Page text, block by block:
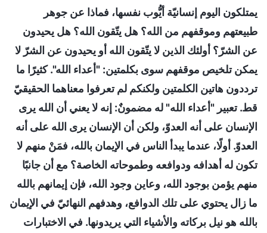
يمتلكون اليوم إنسانيّة أيُّوب نفسها، فماذا عن جوهر
طبيعتهم وموقفهم من الله؟ هل يتّقون الله؟ هل يحيدون
عن الشرّ؟ أولئك الذين لا يتّقون الله أو يحيدون عن الشرّ لا
يمكن تلخيص موقفهم سوى بكلمتين: "أعداء الله". كثيرًا ما
ترددون هاتين الكلمتين ولكنكم لم تعرفوا معناهما الحقيقيّ
قط. تعبير "أعداء الله" له مضمونٌ: إنه لا يعني أن الله يرى
الإنسان على أنه العدوّ، ولكن أن الإنسان يرى الله على أنه
العدوّ. أولًا، عندما يبدأ الناس في الإيمان بالله، فمَنْ منهم لا
تكون له أهدافه ودوافعه وطموحاته الخاصة؟ مع أن جانبًا
منهم يؤمن بوجود الله، وعاين وجود الله، فإن إيمانهم بالله
ما زال يحتوي على تلك الدوافع، وهدفهم النهائيّ في الإيمان
بالله هو نيل بركاته والأشياء التي يريدونها. في الاختبارات